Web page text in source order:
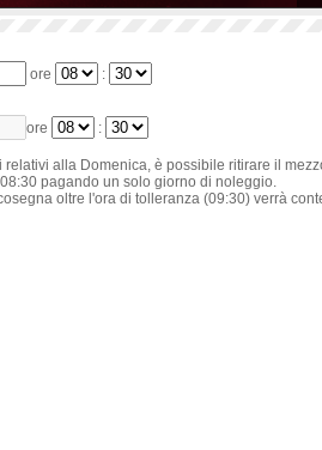
ore
:
ore
:
alla Domenica, è possibile ritirare il
pagando un solo giorno di noleggio.
oltre l'ora di tolleranza (09:30) verrà